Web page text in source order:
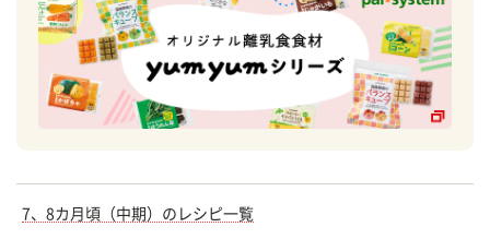
7、8カ月頃（中期）のレシピ一覧